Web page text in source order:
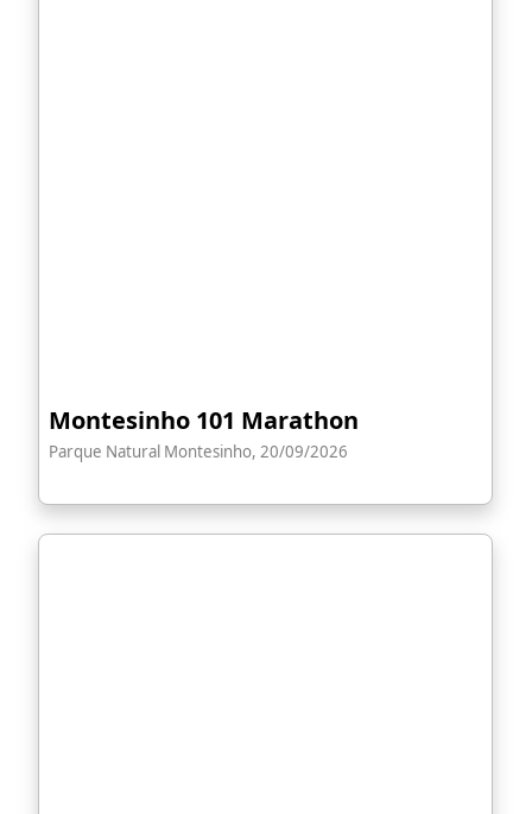
Montesinho 101 Marathon
Parque Natural Montesinho, 20/09/2026